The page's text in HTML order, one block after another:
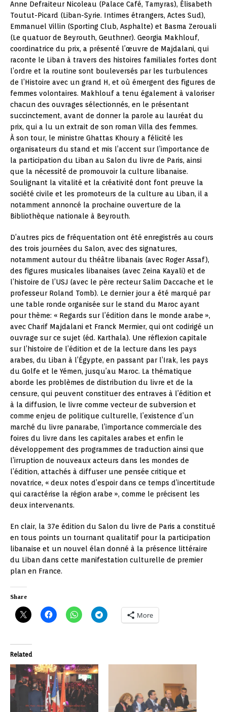
Anne Defraiteur Nicoleau (Palace Café, Tamyras), Élisabeth
Toutut-Picard (Liban-Syrie. Intimes étrangers, Actes Sud),
Emmanuel Villin (Sporting Club, Asphalte) et Basma Zerouali
(Le quatuor de Beyrouth, Geuthner). Georgia Makhlouf,
coordinatrice du prix, a présenté l’œuvre de Majdalani, qui
raconte le Liban à travers des histoires familiales fortes dont
l’ordre et la routine sont bouleversés par les turbulences
de l’Histoire avec un grand H, et où émergent des figures de
femmes volontaires. Makhlouf a tenu également à valoriser
chacun des ouvrages sélectionnés, en le présentant
succinctement, avant de donner la parole au lauréat du
prix, qui a lu un extrait de son roman Villa des femmes.
À son tour, le ministre Ghattas Khoury a félicité les
organisateurs du stand et mis l’accent sur l’importance de
la participation du Liban au Salon du livre de Paris, ainsi
que la nécessité de promouvoir la culture libanaise.
Soulignant la vitalité et la créativité dont font preuve la
société civile et les promoteurs de la culture au Liban, il a
notamment annoncé la prochaine ouverture de la
Bibliothèque nationale à Beyrouth.
D’autres pics de fréquentation ont été enregistrés au cours
des trois journées du Salon, avec des signatures,
notamment autour du théâtre libanais (avec Roger Assaf),
des figures musicales libanaises (avec Zeina Kayali) et de
l’histoire de l’USJ (avec le père recteur Salim Daccache et le
professeur Roland Tomb). Le dernier jour a été marqué par
une table ronde organisée sur le stand du Maroc ayant
pour thème: « Regards sur l’édition dans le monde arabe »,
avec Charif Majdalani et Franck Mermier, qui ont codirigé un
ouvrage sur ce sujet (éd. Karthala). Une réflexion capitale
sur l’histoire de l’édition et de la lecture dans les pays
arabes, du Liban à l’Égypte, en passant par l’Irak, les pays
du Golfe et le Yémen, jusqu’au Maroc. La thématique
aborde les problèmes de distribution du livre et de la
censure, qui peuvent constituer des entraves à l’édition et
à la diffusion, le livre comme vecteur de subversion et
comme enjeu de politique culturelle, l’existence d’un
marché du livre panarabe, l’importance commerciale des
foires du livre dans les capitales arabes et enfin le
développement des programmes de traduction ainsi que
l’irruption de nouveaux acteurs dans les mondes de
l’édition, attachés à diffuser une pensée critique et
novatrice, « deux notes d’espoir dans ce temps d’incertitude
qui caractérise la région arabe », comme le précisent les
deux intervenants.
En clair, la 37e édition du Salon du livre de Paris a constitué
en tous points un tournant qualitatif pour la participation
libanaise et un nouvel élan donné à la présence littéraire
du Liban dans cette manifestation culturelle de premier
plan en France.
Share
More
Related